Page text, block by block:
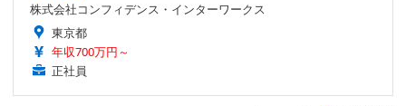
株式会社コンフィデンス・インターワークス
東京都
年収700万円～
正社員